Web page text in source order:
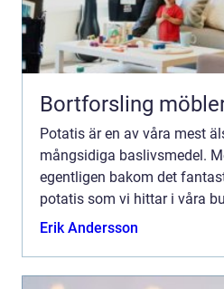
Bortforsling
Potatis är en av våra mest
mångsidiga baslivsmedel.
egentligen bakom det
potatis som vi hittar i våra
djupdykning i
Erik Andersson